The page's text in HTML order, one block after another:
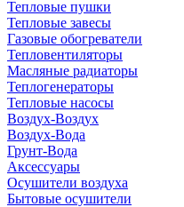
Тепловые пушки
Тепловые завесы
Газовые обогреватели
Тепловентиляторы
Масляные радиаторы
Теплогенераторы
Тепловые насосы
Воздух-Воздух
Воздух-Вода
Грунт-Вода
Аксессуары
Осушители воздуха
Бытовые осушители